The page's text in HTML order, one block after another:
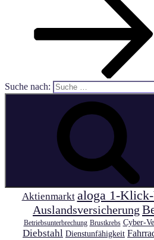
Suche nach:
Aktienmarkt aloga 1-
Auslandsversicherung
Betriebsunterbrechung Brustkrebs Cyber-
Diebstahl Dienstunfähigkeit